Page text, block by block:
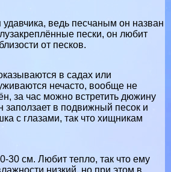
ведь песчаным он назван
пески, он любит
от песков.
в садах или
нечасто, вообще не
за час можно встретить дюжину
заползает в подвижный песок и
с глазами, так что хищникам
30 см. Любит тепло, так что ему
низкий, но при этом в